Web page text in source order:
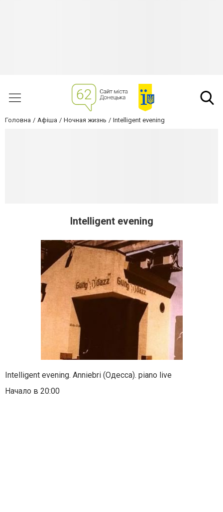
Головна Афіша Ночная жизнь Intelligent evening
Intelligent evening
Intelligent evening. Anniebri (Одесса). piano live
Начало в 20:00